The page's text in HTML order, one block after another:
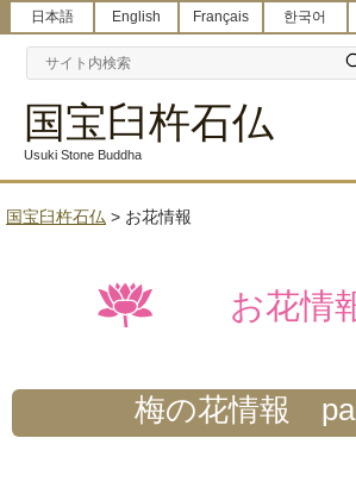
日本語 English Français 한국어
国宝臼杵石仏
Usuki Stone Buddha
国宝臼杵石仏 > お花情報
お花情
梅の花情報